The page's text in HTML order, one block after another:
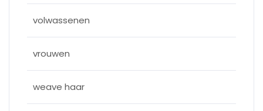
volwassenen
vrouwen
weave haar